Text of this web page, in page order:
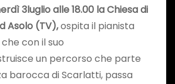
3luglio alle 18.00 la Chiesa di
Asolo (TV),ospita il pianista
che con il suo
un percorso che parte
barocca di Scarlatti, passa